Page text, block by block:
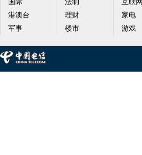
国际
港澳台
军事
法制
理财
楼市
互联网
家电
游戏